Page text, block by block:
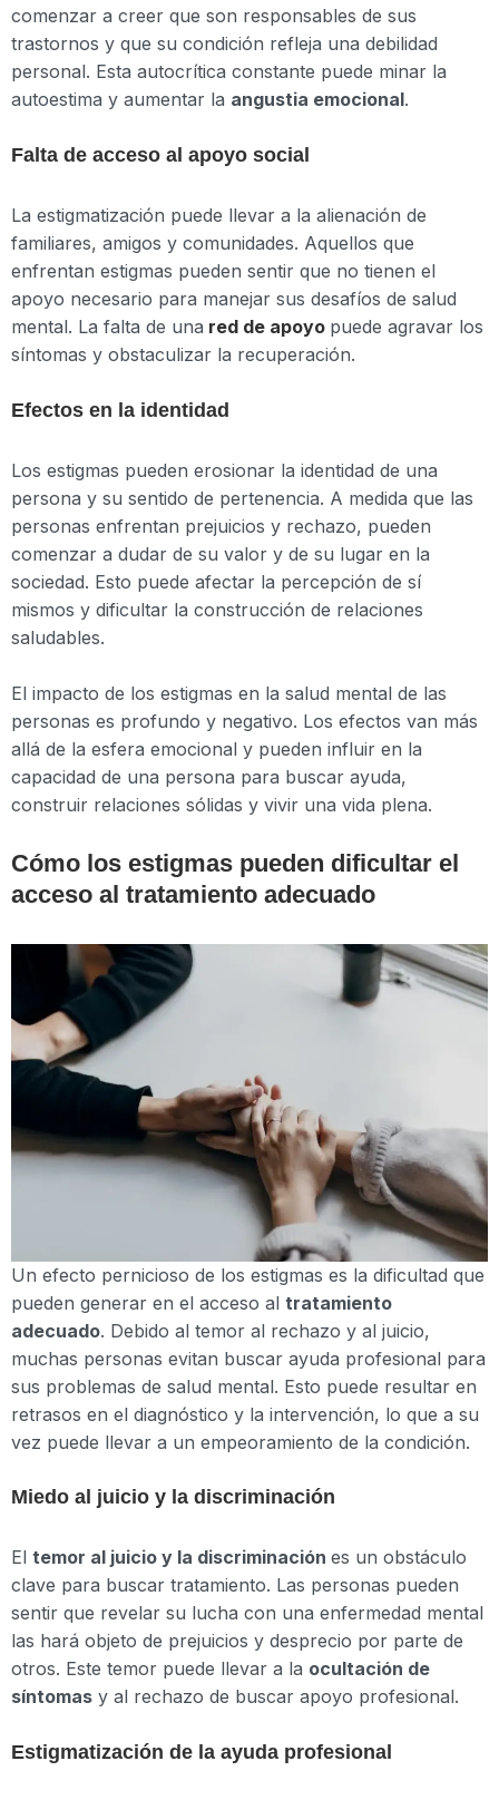
comenzar a creer que son responsables de sus
trastornos y que su condición refleja una debilidad
personal. Esta autocrítica constante puede minar la
autoestima y aumentar la angustia emocional.
Falta de acceso al apoyo social
La estigmatización puede llevar a la alienación de
familiares, amigos y comunidades. Aquellos que
enfrentan estigmas pueden sentir que no tienen el
apoyo necesario para manejar sus desafíos de salud
mental. La falta de una red de apoyo puede agravar los
síntomas y obstaculizar la recuperación.
Efectos en la identidad
Los estigmas pueden erosionar la identidad de una
persona y su sentido de pertenencia. A medida que las
personas enfrentan prejuicios y rechazo, pueden
comenzar a dudar de su valor y de su lugar en la
sociedad. Esto puede afectar la percepción de sí
mismos y dificultar la construcción de relaciones
saludables.
El impacto de los estigmas en la salud mental de las
personas es profundo y negativo. Los efectos van más
allá de la esfera emocional y pueden influir en la
capacidad de una persona para buscar ayuda,
construir relaciones sólidas y vivir una vida plena.
Cómo los estigmas pueden dificultar el
acceso al tratamiento adecuado
Un efecto pernicioso de los estigmas es la dificultad que
pueden generar en el acceso al tratamiento
adecuado. Debido al temor al rechazo y al juicio,
muchas personas evitan buscar ayuda profesional para
sus problemas de salud mental. Esto puede resultar en
retrasos en el diagnóstico y la intervención, lo que a su
vez puede llevar a un empeoramiento de la condición.
Miedo al juicio y la discriminación
El temor al juicio y la discriminación es un obstáculo
clave para buscar tratamiento. Las personas pueden
sentir que revelar su lucha con una enfermedad mental
las hará objeto de prejuicios y desprecio por parte de
otros. Este temor puede llevar a la ocultación de
síntomas y al rechazo de buscar apoyo profesional.
Estigmatización de la ayuda profesional